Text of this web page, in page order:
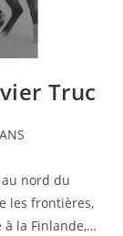
Truc
nord du
les frontières,
à la Finlande,…